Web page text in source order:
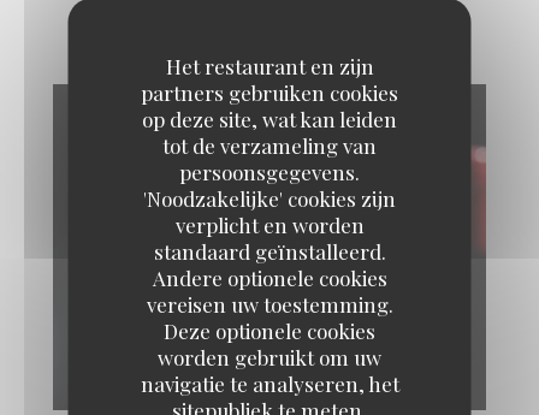
Het restaurant en zijn
partners gebruiken cookies
op deze site, wat kan leiden
tot de verzameling van
persoonsgegevens.
'Noodzakelijke' cookies zijn
verplicht en worden
standaard geïnstalleerd.
Andere optionele cookies
vereisen uw toestemming.
Deze optionele cookies
worden gebruikt om uw
navigatie te analyseren, het
sitepubliek te meten,
Album photo